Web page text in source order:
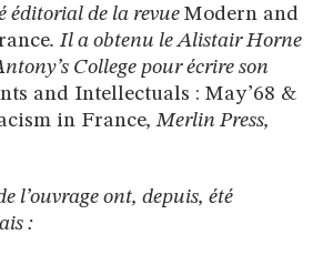
éditorial de la revue Modern and
. Il a obtenu le Alistair Horne
College pour écrire son
and Intellectuals : May’68 &
in France, Merlin Press,
l’ouvrage ont, depuis, été
: